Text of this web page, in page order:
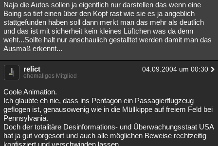
Naja die Autos sollen ja eigentlich nur darstellen das wenn eine
Boing so tief einen über den Kopf rast wie sie es ja angeblich
stattgefunden haben soll dann merkt man das mehr als deutlich
und das ist mit sicherheit kein kleines Lüftchen was da denn
weht...Sollte halt nur anschaulich gestalltet werden damit man das
Ausmaß erkennt...
relict 04.09.2004 um 00:30
ehemaliges Mitglied
Coole Animation.
Ich glaubte eh nie, dass ins Pentagon ein Passagierflugzeug
geflogen ist, genausowenig wie in die Müllkippe auf freiem Feld bei
Pennsylvania.
Doch der totalitäre Desinformations- und Überwachungsstaat USA
hat ja gut vorgesort und auch alle möglichen Beweise rechtzeitig
konfisziert und verschwinden lassen.